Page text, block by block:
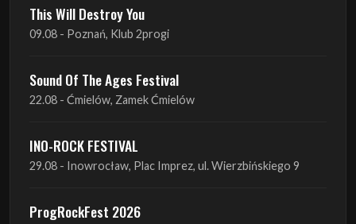
This Will Destroy You
09.08 - Poznań, Klub 2progi
Sound Of The Ages Festival
22.08 - Ćmielów, Zamek Ćmielów
INO-ROCK FESTIVAL
29.08 - Inowrocław, Plac Imprez, ul. Wierzbińskiego 9
ProgRockFest 2026